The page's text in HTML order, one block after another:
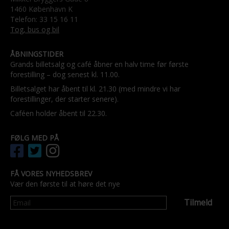
1460 København K
Telefon: 33 15 16 11
Tog, bus og bil
ÅBNINGSTIDER
Grands billetsalg og café åbner en halv time før første
forestilling – dog senest kl. 11.00.
Billetsalget har åbent til kl. 21.30 (med mindre vi har
forestillinger, der starter senere).
Caféen holder åbent til 22.30.
FØLG MED PÅ
FÅ VORES NYHEDSBREV
Vær den første til at høre det nye
Tilmeld